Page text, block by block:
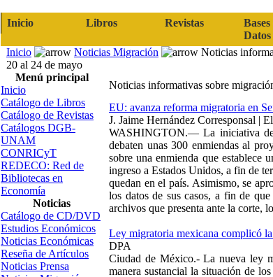
Inicio Libros Revistas
Bases
Datos
Inicio Noticias Migración
Noticias
20 al 24 de mayo
Menú principal
Inicio
Catálogo de Libros
Catálogo de Revistas
Catálogos DGB-
UNAM
CONRICyT
REDECO: Red de
Bibliotecas en
Economía
Noticias
Catálogo de CD/DVD
Estudios Económicos
Noticias Económicas
Reseña de Artículos
Noticias Prensa
Noticias informativas sobre
EU: avanza reforma migratoria en
J. Jaime Hernández Corresponsal |
WASHINGTON.— La iniciativa de
debaten unas 300 enmiendas al
sobre una enmienda que establece
ingreso a Estados Unidos, a fin de
quedan en el país. Asimismo, se
los datos de sus casos, a fin de
archivos que presenta ante la corte,
Ley migratoria mexicana complicó
DPA
Ciudad de México.- La nueva ley
manera sustancial la situación de